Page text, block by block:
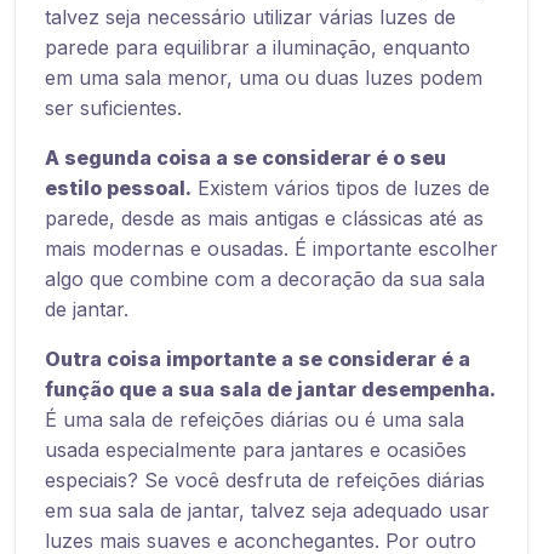
talvez seja necessário utilizar várias luzes de
parede para equilibrar a iluminação, enquanto
em uma sala menor, uma ou duas luzes podem
ser suficientes.
A segunda coisa a se considerar é o seu
estilo pessoal. Existem vários tipos de luzes de
parede, desde as mais antigas e clássicas até as
mais modernas e ousadas. É importante escolher
algo que combine com a decoração da sua sala
de jantar.
Outra coisa importante a se considerar é a
função que a sua sala de jantar desempenha.
É uma sala de refeições diárias ou é uma sala
usada especialmente para jantares e ocasiões
especiais? Se você desfruta de refeições diárias
em sua sala de jantar, talvez seja adequado usar
luzes mais suaves e aconchegantes. Por outro